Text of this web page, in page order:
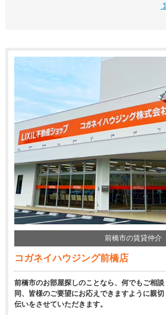
前橋市の賃貸仲介
コガネイハウジング前橋店
前橋市のお部屋探しのことなら、何でもご相
同、皆様のご要望にお応えできますように親
伝いをさせていただきます。